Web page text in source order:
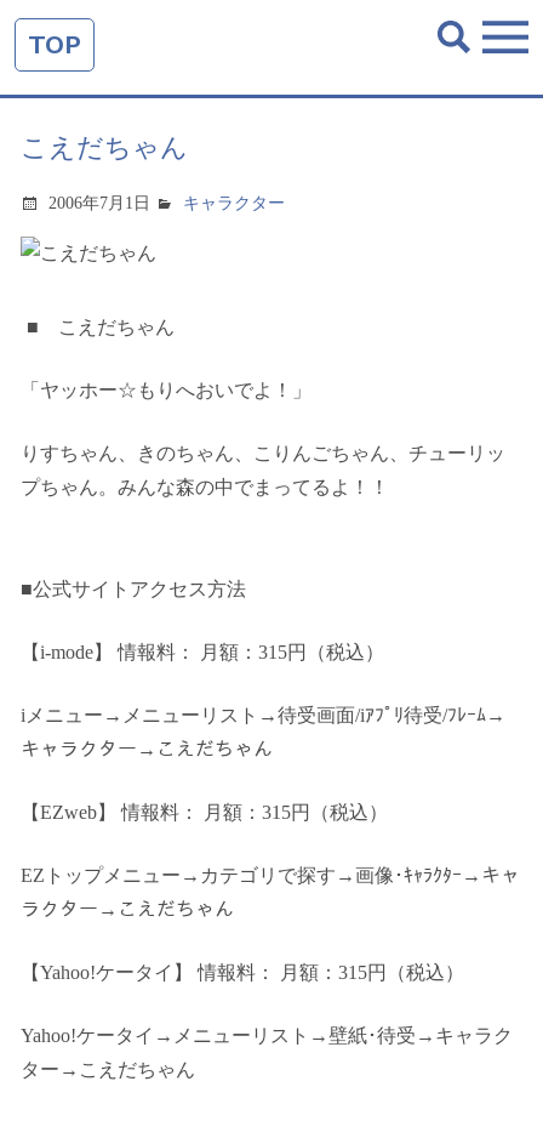
TOP
こえだちゃん
2006年7月1日 キャラクター
■ こえだちゃん
「ヤッホー☆もりへおいでよ！」
りすちゃん、きのちゃん、こりんごちゃん、チューリッ
プちゃん。みんな森の中でまってるよ！！
■公式サイトアクセス方法
【i-mode】 情報料： 月額：315円（税込）
iメニュー→メニューリスト→待受画面/iｱﾌﾟﾘ待受/ﾌﾚｰﾑ→
キャラクター→こえだちゃん
【EZweb】 情報料： 月額：315円（税込）
EZトップメニュー→カテゴリで探す→画像･ｷｬﾗｸﾀｰ→キャ
ラクター→こえだちゃん
【Yahoo!ケータイ】情報料： 月額：315円（税込）
Yahoo!ケータイ→メニューリスト→壁紙･待受→キャラク
ター→こえだちゃん